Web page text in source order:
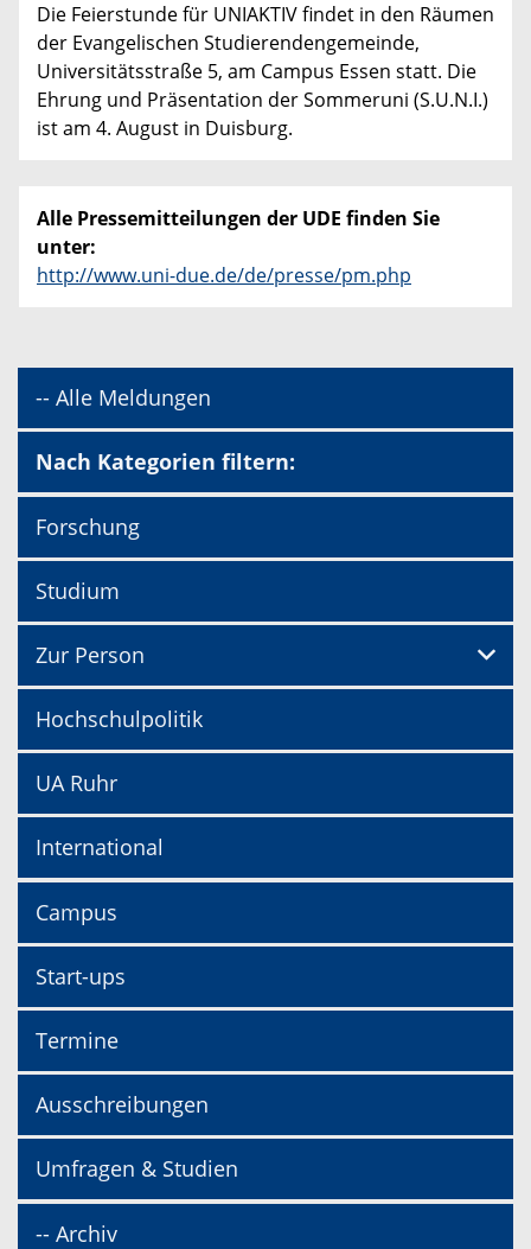
Die Feierstunde für UNIAKTIV findet in den Räumen
der Evangelischen Studierendengemeinde,
Universitätsstraße 5, am Campus Essen statt. Die
Ehrung und Präsentation der Sommeruni (S.U.N.I.)
ist am 4. August in Duisburg.
Alle Pressemitteilungen der UDE finden Sie
unter:
http://www.uni-due.de/de/presse/pm.php
-- Alle Meldungen
Nach Kategorien filtern:
Forschung
Studium
Zur Person
Hochschulpolitik
UA Ruhr
International
Campus
Start-ups
Termine
Ausschreibungen
Umfragen & Studien
-- Archiv